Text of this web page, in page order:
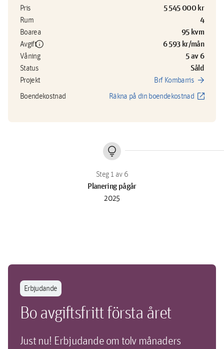
Pris 5 545 000 kr
Rum 4
Boarea 95 kvm
Avgiftinfo 6 593 kr/mån
Våning 5 av 6
Status Såld
Projekt Brf Kombarris arrow_forward
Boendekostnad Räkna på din boendekostnad open_in_new
lightbulb
Planering pågår
2025
Erbjudande
Bo avgiftsfritt första året
Just nu! Erbjudande om tolv månaders